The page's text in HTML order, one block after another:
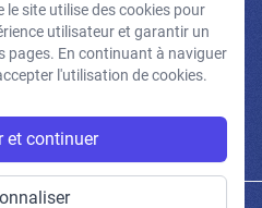
et confirme avoir pris connaissance de
et mentions légales.
site utilise des cookies pour
utilisateur et garantir un
pages. En continuant à naviguer
l'utilisation de cookies.
et continuer